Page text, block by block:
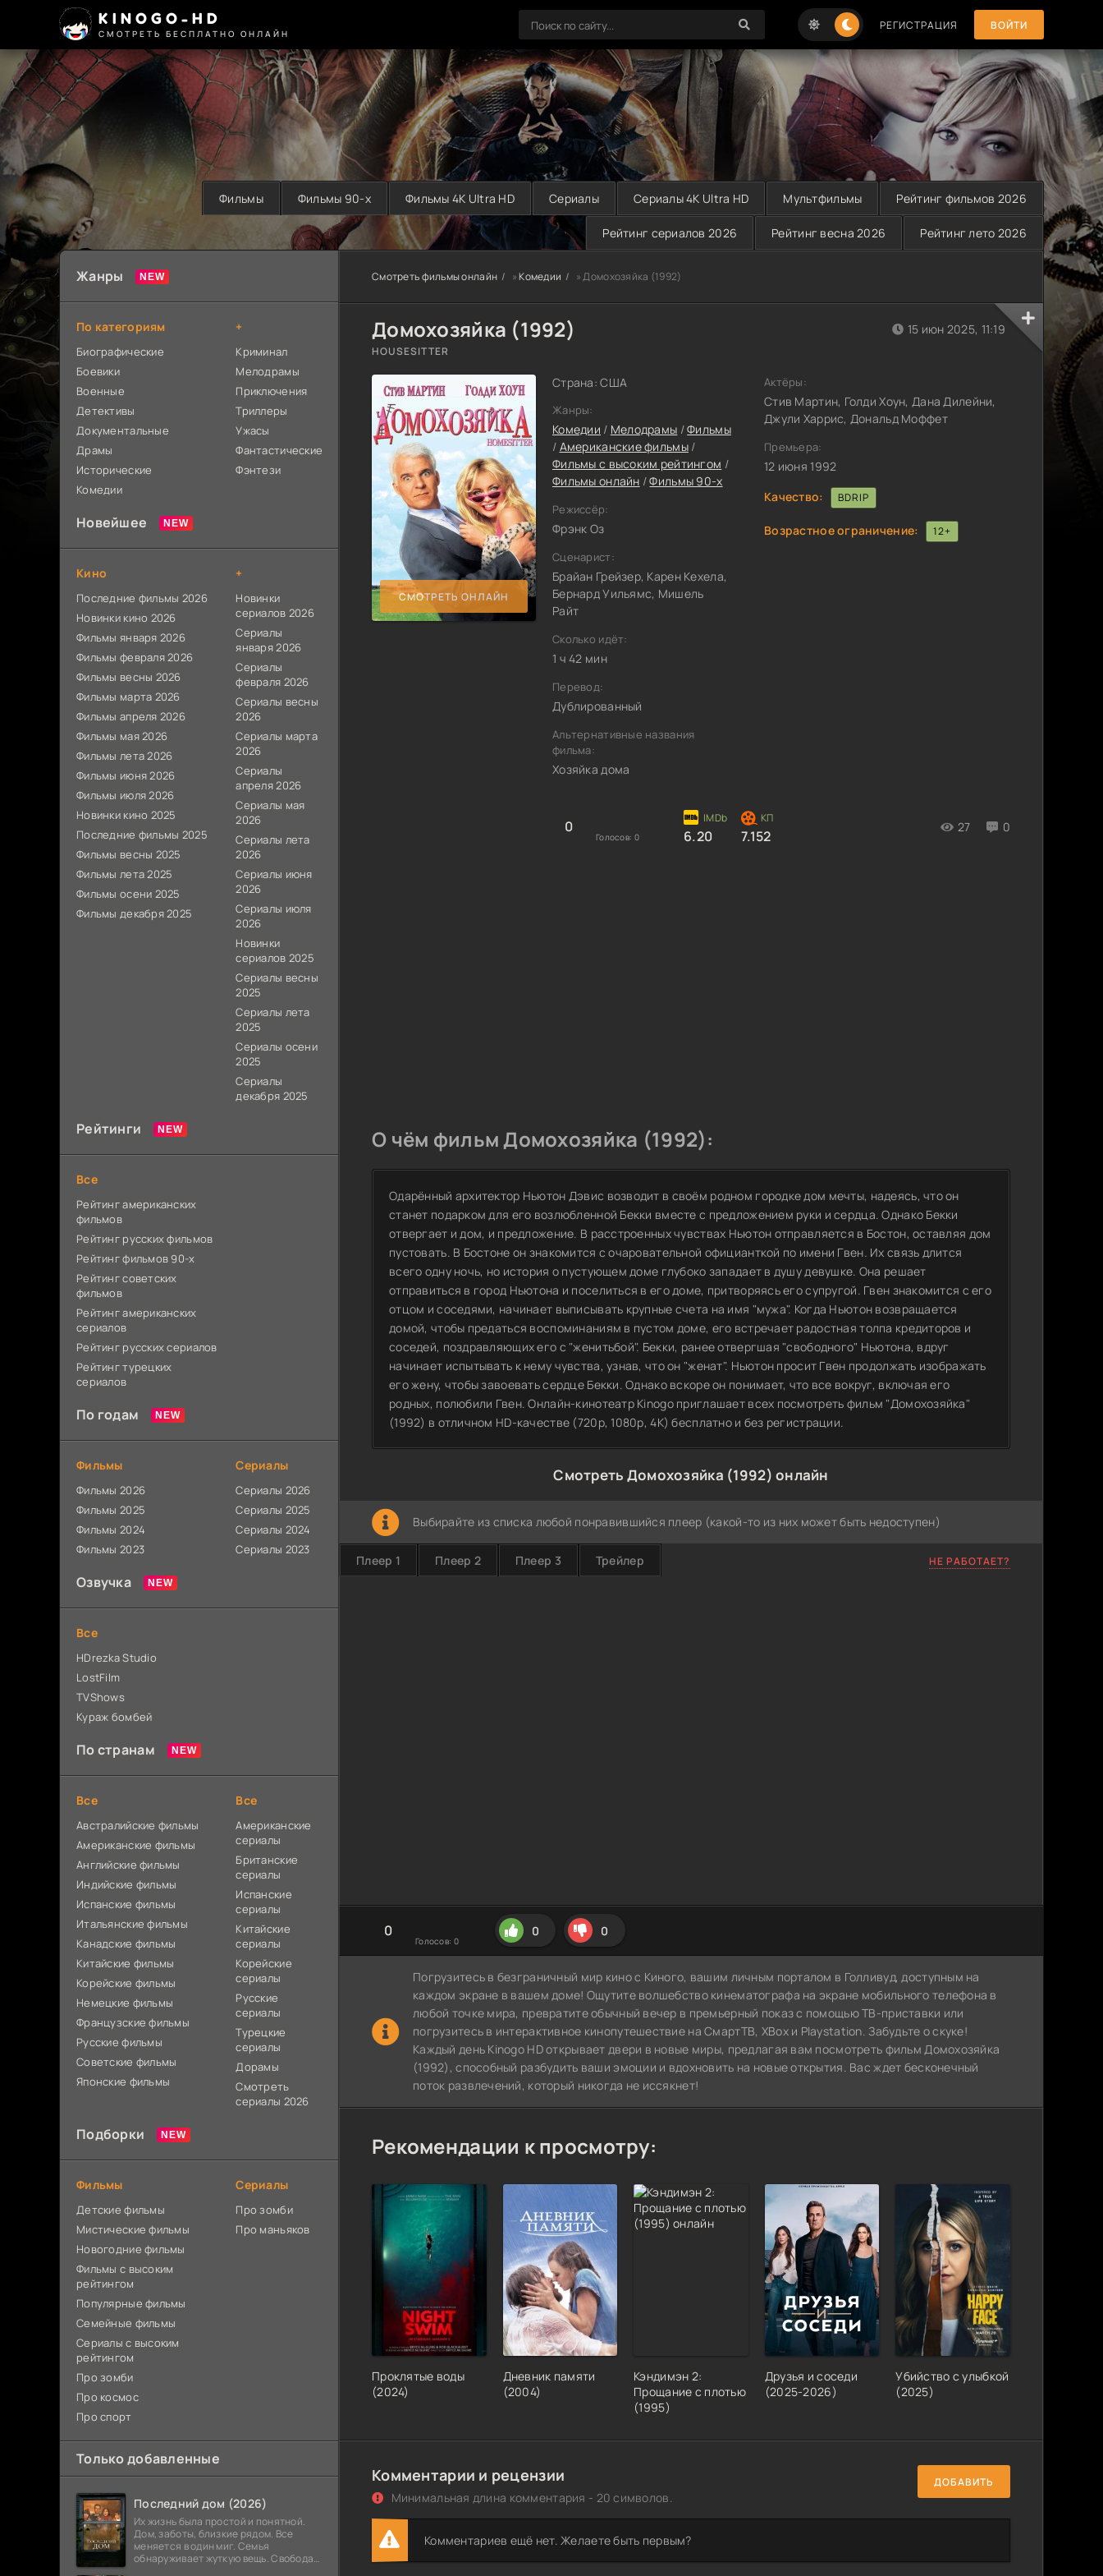
KINOGO-HD
СМОТРЕТЬ БЕСПЛАТНО ОНЛАЙН
РЕГИСТРАЦИЯ ВОЙТИ
Фильмы Фильмы 90-х Фильмы 4K Ultra HD Сериалы Сериалы 4K Ultra HD Мультфильмы Рейтинг фильмов 2026
Рейтинг сериалов 2026 Рейтинг весна 2026 Рейтинг лето 2026
Смотреть фильмы онлайн »Комедии » Домохозяйка (1992)
Домохозяйка (1992)
HOUSESITTER
СМОТРЕТЬ ОНЛАЙН
Страна: США
Жанры:
Комедии / Мелодрамы /Фильмы
/ Американские фильмы/
Фильмы с высоким рейтингом /
Фильмы онлайн /Фильмы 90-х
Режиссёр:
Фрэнк Оз
Сценарист:
Брайан Грейзер, Карен Кехела,
Бернард Уильямс, Мишель
Райт
Сколько идёт:
1 ч 42 мин
Перевод:
Дублированный
Альтернативные названия
фильма:
Хозяйка дома
0
Голосов: 0 6.20 7.152
27 0
15 июн 2025, 11:19
Актёры:
Стив Мартин, Голди Хоун, Дана Дилейни,
Джули Харрис, Дональд Моффет
Премьера:
12 июня 1992
Качество:
BDRIP
Возрастное ограничение: 12+
О чём фильм Домохозяйка (1992):
Одарённый архитектор Ньютон Дэвис возводит в своём родном городке дом мечты, надеясь, что он
станет подарком для его возлюбленной Бекки вместе с предложением руки и сердца. Однако Бекки
отвергает и дом, и предложение. В расстроенных чувствах Ньютон отправляется в Бостон, оставляя дом
пустовать. В Бостоне он знакомится с очаровательной официанткой по имени Гвен. Их связь длится
всего одну ночь, но история о пустующем доме глубоко западает в душу девушке. Она решает
отправиться в город Ньютона и поселиться в его доме, притворяясь его супругой. Гвен знакомится с его
отцом и соседями, начинает выписывать крупные счета на имя "мужа". Когда Ньютон возвращается
домой, чтобы предаться воспоминаниям в пустом доме, его встречает радостная толпа кредиторов и
соседей, поздравляющих его с "женитьбой". Бекки, ранее отвергшая "свободного" Ньютона, вдруг
начинает испытывать к нему чувства, узнав, что он "женат". Ньютон просит Гвен продолжать изображать
его жену, чтобы завоевать сердце Бекки. Однако вскоре он понимает, что все вокруг, включая его
родных, полюбили Гвен. Онлайн-кинотеатр Kinogo приглашает всех посмотреть фильм "Домохозяйка"
(1992) в отличном HD-качестве (720p, 1080p, 4K) бесплатно и без регистрации.
Смотреть Домохозяйка (1992) онлайн
Выбирайте из списка любой понравившийся плеер (какой-то из них может быть недоступен)
Плеер 1 Плеер 2 Плеер 3 Трейлер НЕ РАБОТАЕТ?
0
Голосов: 0
0 0
Погрузитесь в безграничный мир кино с Киного, вашим личным порталом в Голливуд, доступным на
каждом экране в вашем доме! Ощутите волшебство кинематографа на экране мобильного телефона в
любой точке мира, превратите обычный вечер в премьерный показ с помощью ТВ-приставки или
погрузитесь в интерактивное кинопутешествие на СмартТВ, XBox и Playstation. Забудьте о скуке!
Каждый день Kinogo HD открывает двери в новые миры, предлагая вам посмотреть фильм Домохозяйка
(1992), способный разбудить ваши эмоции и вдохновить на новые открытия. Вас ждет бесконечный
поток развлечений, который никогда не иссякнет!
Рекомендации к просмотру:
Проклятые воды
(2024)
Дневник памяти
(2004)
Кэндимэн 2:
Прощание с плотью
(1995)
Друзья и соседи
(2025-2026)
Убийство с улыбкой
(2025)
Комментарии и рецензии
Минимальная длина комментария - 20 символов.
ДОБАВИТЬ
Комментариев ещё нет. Желаете быть первым?
Жанры
По категориям
Биографические
Боевики
Военные
Детективы
Документальные
Драмы
Исторические
Комедии
+
Криминал
Мелодрамы
Приключения
Триллеры
Ужасы
Фантастические
Фэнтези
Новейшее
Кино
Последние фильмы 2026
Новинки кино 2026
Фильмы января 2026
Фильмы февраля 2026
Фильмы весны 2026
Фильмы марта 2026
Фильмы апреля 2026
Фильмы мая 2026
Фильмы лета 2026
Фильмы июня 2026
Фильмы июля 2026
Новинки кино 2025
Последние фильмы 2025
Фильмы весны 2025
Фильмы лета 2025
Фильмы осени 2025
Фильмы декабря 2025
+
Новинки
сериалов 2026
Сериалы
января 2026
Сериалы
февраля 2026
Сериалы весны
2026
Сериалы марта
2026
Сериалы
апреля 2026
Сериалы мая
2026
Сериалы лета
2026
Сериалы июня
2026
Сериалы июля
2026
Новинки
сериалов 2025
Сериалы весны
2025
Сериалы лета
2025
Сериалы осени
2025
Сериалы
декабря 2025
Рейтинги
Все
Рейтинг американских
фильмов
Рейтинг русских фильмов
Рейтинг фильмов 90-х
Рейтинг советских
фильмов
Рейтинг американских
сериалов
Рейтинг русских сериалов
Рейтинг турецких
сериалов
По годам
Фильмы
Фильмы 2026
Фильмы 2025
Фильмы 2024
Фильмы 2023
Сериалы
Сериалы 2026
Сериалы 2025
Сериалы 2024
Сериалы 2023
Озвучка
Все
HDrezka Studio
LostFilm
TVShows
Кураж бомбей
По странам
Все
Австралийские фильмы
Американские фильмы
Английские фильмы
Индийские фильмы
Испанские фильмы
Итальянские фильмы
Канадские фильмы
Китайские фильмы
Корейские фильмы
Немецкие фильмы
Французские фильмы
Русские фильмы
Советские фильмы
Японские фильмы
Все
Американские
сериалы
Британские
сериалы
Испанские
сериалы
Китайские
сериалы
Корейские
сериалы
Русские
сериалы
Турецкие
сериалы
Дорамы
Смотреть
сериалы 2026
Подборки
Фильмы
Детские фильмы
Мистические фильмы
Новогодние фильмы
Фильмы с высоким
рейтингом
Популярные фильмы
Семейные фильмы
Сериалы с высоким
рейтингом
Про зомби
Про космос
Про спорт
Сериалы
Про зомби
Про маньяков
Только добавленные
Последний дом (2026)
Их жизнь была простой и понятной.
Дом, заботы, близкие рядом. Все
меняется в один миг. Семья
обнаруживает жуткую вещь. Свобода